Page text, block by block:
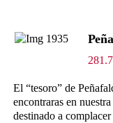
El “tesoro” de
encontraras en
destinado a